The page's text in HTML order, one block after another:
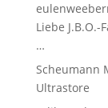
Liebe
…
Scheumann
Ultrastore